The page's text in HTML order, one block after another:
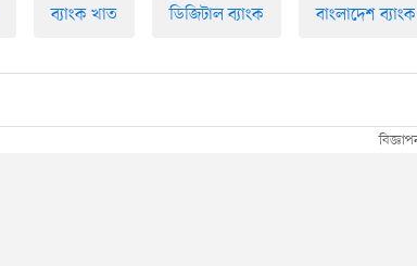
ব্যাংক খাত ডিজিটাল ব্যাংক বাংলাদেশ ব্যাংক